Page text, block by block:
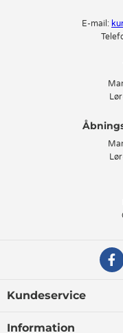
E-mail:
Kundeservice
Information